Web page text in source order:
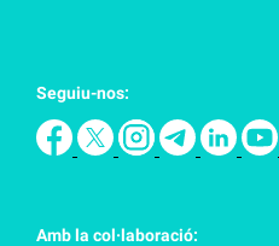
Seguiu-nos:
Amb la col·laboració: